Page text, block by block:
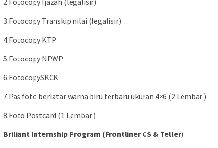
3.Fotocopy Transkip nilai (legalisir)
4.Fotocopy KTP
5.Fotocopy NPWP
6.FotocopySKCK
7.Pas foto berlatar warna biru terbaru ukuran 4×6 (2 Lembar )
8.Foto Postcard (1 Lembar )
Briliant Internship Program (Frontliner CS & Teller)